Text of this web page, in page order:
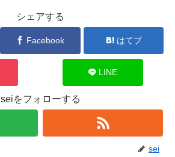
シェアする
Facebook はてブ
LINE
seiをフォローする
sei